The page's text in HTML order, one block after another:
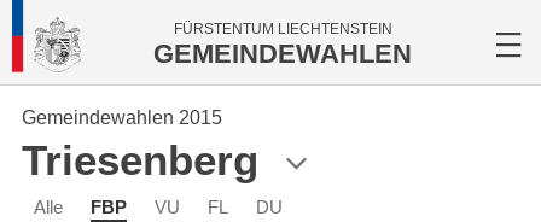
FÜRSTENTUM LIECHTENSTEIN
GEMEINDEWAHLEN
Gemeindewahlen 2015
Triesenberg
Alle FBP VU FL DU